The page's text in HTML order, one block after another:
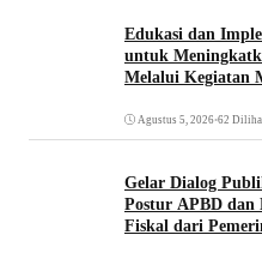
Edukasi dan
untuk
Melalui Kegiatan
Agustus 5, 2026•62
Gelar Dialog
Postur APBD dan
Fiskal dari